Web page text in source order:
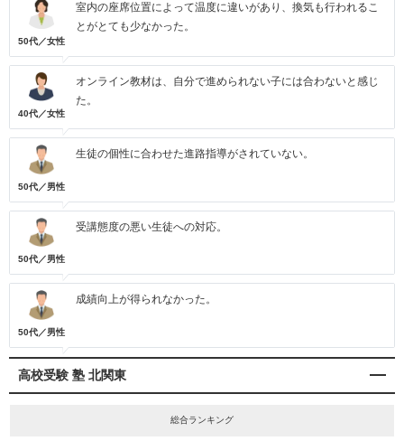
50代／女性
室内の座席位置によって温度に違いがあり、換気も行われるこ
とがとても少なかった。
40代／女性
オンライン教材は、自分で進められない子には合わないと感じ
た。
50代／男性
生徒の個性に合わせた進路指導がされていない。
50代／男性
受講態度の悪い生徒への対応。
50代／男性
成績向上が得られなかった。
高校受験 塾 北関東
総合ランキング